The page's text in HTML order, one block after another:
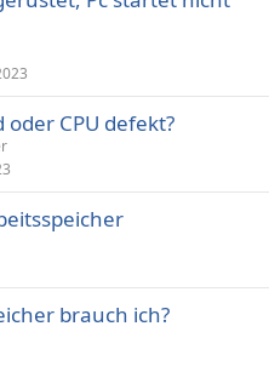
CPU defekt?
brauch ich?